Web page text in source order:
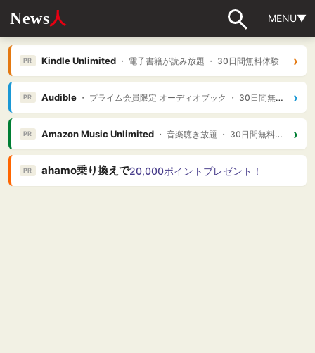
News人 MENU▼
PR Kindle Unlimited・ 電子書籍が読み放題 ・ 30日間無料体験 ›
PR Audible・ プライム会員限定 オーディオブック ・ 30日間無料体験 ›
PR Amazon Music Unlimited・ 音楽聴き放題 ・ 30日間無料体験 ›
PR ahamo乗り換えで20,000ポイントプレゼント！